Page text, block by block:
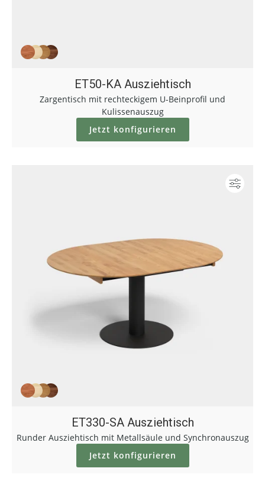
ET50-KA Ausziehtisch
Zargentisch mit rechteckigem U-Beinprofil und
Kulissenauszug
Jetzt konfigurieren
ET330-SA Ausziehtisch
Runder Ausziehtisch mit Metallsäule und Synchronauszug
Jetzt konfigurieren